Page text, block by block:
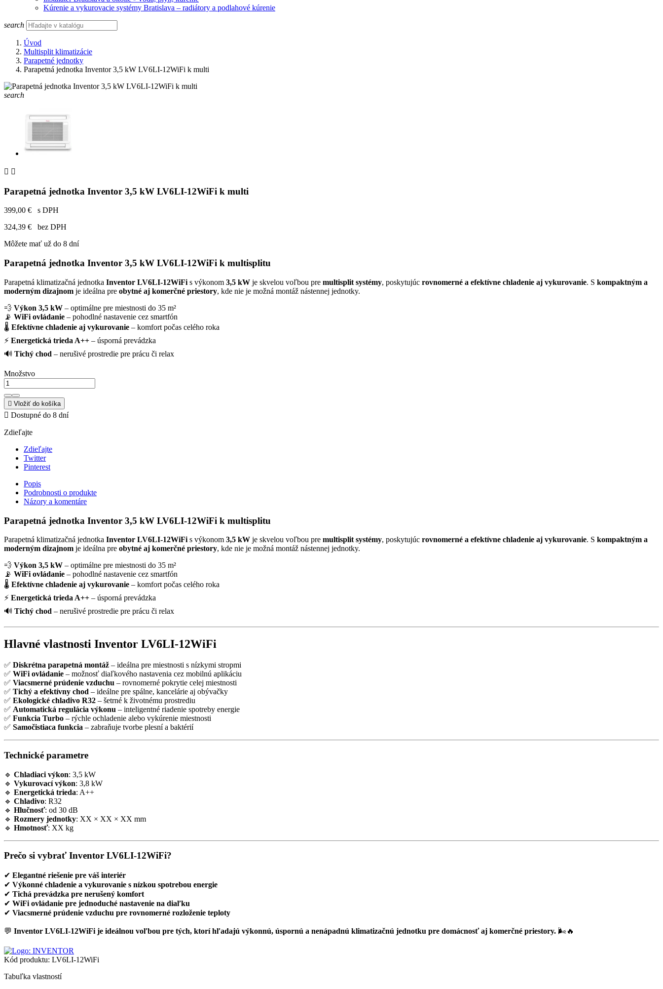
Kúrenie a vykurovacie systémy Bratislava – radiátory a podlahové kúrenie
search
Úvod
Multisplit klimatizácie
Parapetné jednotky
Parapetná jednotka Inventor 3,5 kW LV6LI-12WiFi k multi
search
 
Parapetná jednotka Inventor 3,5 kW LV6LI-12WiFi k multi
399,00 €
s DPH
324,39 €
bez DPH
Môžete mať už do 8 dní
Parapetná jednotka Inventor 3,5 kW LV6LI-12WiFi k multisplitu
Parapetná klimatizačná jednotka Inventor LV6LI-12WiFi s výkonom 3,5 kW je skvelou voľbou pre multisplit systémy, poskytujúc rovnomerné a efektívne chladenie aj vykurovanie. S kompaktným a
moderným dizajnom je ideálna pre obytné aj komerčné priestory, kde nie je možná montáž nástennej jednotky.
💨 Výkon 3,5 kW – optimálne pre miestnosti do 35 m²
📡 WiFi ovládanie – pohodlné nastavenie cez smartfón
🌡 Efektívne chladenie aj vykurovanie – komfort počas celého roka
⚡ Energetická trieda A++ – úsporná prevádzka
🔊 Tichý chod – nerušivé prostredie pre prácu či relax
Množstvo
 Vložiť do košíka
 Dostupné do 8 dní
Zdieľajte
Zdieľajte
Twitter
Pinterest
Popis
Podrobnosti o produkte
Názory a komentáre
Parapetná jednotka Inventor 3,5 kW LV6LI-12WiFi k multisplitu
Parapetná klimatizačná jednotka Inventor LV6LI-12WiFi s výkonom 3,5 kW je skvelou voľbou pre multisplit systémy, poskytujúc rovnomerné a efektívne chladenie aj vykurovanie. S kompaktným a
moderným dizajnom je ideálna pre obytné aj komerčné priestory, kde nie je možná montáž nástennej jednotky.
💨 Výkon 3,5 kW – optimálne pre miestnosti do 35 m²
📡 WiFi ovládanie – pohodlné nastavenie cez smartfón
🌡 Efektívne chladenie aj vykurovanie – komfort počas celého roka
⚡ Energetická trieda A++ – úsporná prevádzka
🔊 Tichý chod – nerušivé prostredie pre prácu či relax
Hlavné vlastnosti Inventor LV6LI-12WiFi
✅ Diskrétna parapetná montáž – ideálna pre miestnosti s nízkymi stropmi
✅ WiFi ovládanie – možnosť diaľkového nastavenia cez mobilnú aplikáciu
✅ Viacsmerné prúdenie vzduchu – rovnomerné pokrytie celej miestnosti
✅ Tichý a efektívny chod – ideálne pre spálne, kancelárie aj obývačky
✅ Ekologické chladivo R32 – šetrné k životnému prostrediu
✅ Automatická regulácia výkonu – inteligentné riadenie spotreby energie
✅ Funkcia Turbo – rýchle ochladenie alebo vykúrenie miestnosti
✅ Samočistiaca funkcia – zabraňuje tvorbe plesní a baktérií
Technické parametre
🔹 Chladiaci výkon: 3,5 kW
🔹 Vykurovací výkon: 3,8 kW
🔹 Energetická trieda: A++
🔹 Chladivo: R32
🔹 Hlučnosť: od 30 dB
🔹 Rozmery jednotky: XX × XX × XX mm
🔹 Hmotnosť: XX kg
Prečo si vybrať Inventor LV6LI-12WiFi?
✔ Elegantné riešenie pre váš interiér
✔ Výkonné chladenie a vykurovanie s nízkou spotrebou energie
✔ Tichá prevádzka pre nerušený komfort
✔ WiFi ovládanie pre jednoduché nastavenie na diaľku
✔ Viacsmerné prúdenie vzduchu pre rovnomerné rozloženie teploty
💬 Inventor LV6LI-12WiFi je ideálnou voľbou pre tých, ktorí hľadajú výkonnú, úspornú a nenápadnú klimatizačnú jednotku pre domácnosť aj komerčné priestory. 🌬🔥
Kód produktu: LV6LI-12WiFi
Tabuľka vlastností